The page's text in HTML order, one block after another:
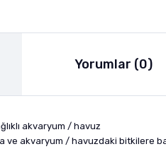
Yorumlar (0)
akvaryum / havuz
ve akvaryum / havuzdaki bitkilere